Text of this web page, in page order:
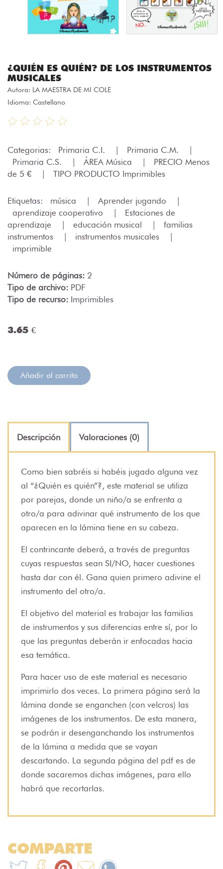
¿QUIÉN ES QUIÉN? DE LOS INSTRUMENTOS
MUSICALES
Autora: LA MAESTRA DE MI COLE
Idioma: Castellano
Categorias: Primaria C.I. | Primaria C.M.
|
Primaria C.S.
| ÁREA Música |
PRECIO Menos
de 5 €
| TIPO PRODUCTO Imprimibles
Etiquetas: música | Aprender jugando
|
aprendizaje cooperativo
|
Estaciones de
aprendizaje
| educación musical |
familias
instrumentos
| instrumentos musicales
|
imprimible
Número de páginas: 2
Tipo de archivo: PDF
Tipo de recurso: Imprimibles
3.65 €
Añadir al carrito
Descripción Valoraciones (0)
Como bien sabréis si habéis jugado alguna vez
al “¿Quién es quién”?, este material se utiliza
por parejas, donde un niño/a se enfrenta a
otro/a para adivinar qué instrumento de los que
aparecen en la lámina tiene en su cabeza.
El contrincante deberá, a través de preguntas
cuyas respuestas sean SI/NO, hacer cuestiones
hasta dar con él. Gana quien primero adivine el
instrumento del otro/a.
El objetivo del material es trabajar las familias
de instrumentos y sus diferencias entre sí, por lo
que las preguntas deberán ir enfocadas hacia
esa temática.
Para hacer uso de este material es necesario
imprimirlo dos veces. La primera página será la
lámina donde se enganchen (con velcros) las
imágenes de los instrumentos. De esta manera,
se podrán ir desenganchando los instrumentos
de la lámina a medida que se vayan
descartando. La segunda página del pdf es de
donde sacaremos dichas imágenes, para ello
habrá que recortarlas.
COMPARTE